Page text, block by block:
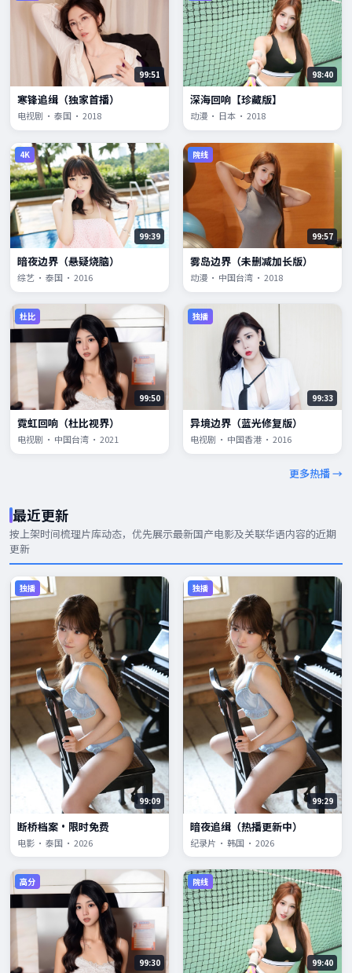
99:51
寒锋追缉（独家首播）
电视剧 · 泰国 · 2018
98:40
深海回响【珍藏版】
动漫 · 日本 · 2018
4K
99:39
暗夜边界（悬疑烧脑）
综艺 · 泰国 · 2016
院线
99:57
雾岛边界（未删减加长版）
动漫 · 中国台湾 · 2018
杜比
99:50
霓虹回响（杜比视界）
电视剧 · 中国台湾 · 2021
独播
99:33
异境边界（蓝光修复版）
电视剧 · 中国香港 · 2016
更多热播 →
最近更新
按上架时间梳理片库动态，优先展示最新国产电影及关联华语内容的近期
更新
独播
99:09
断桥档案·限时免费
电影 · 泰国 · 2026
独播
99:29
暗夜追缉（热播更新中）
纪录片 · 韩国 · 2026
高分
99:30
院线
99:40